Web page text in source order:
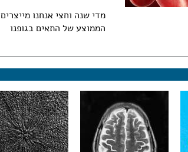
הממוצע של התאים בגופנו